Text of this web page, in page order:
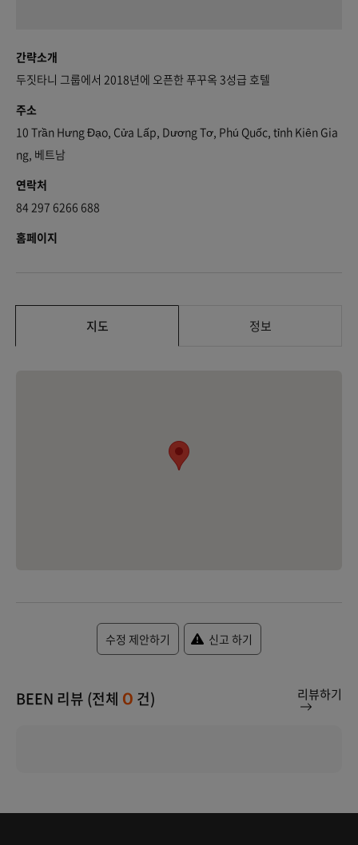
간략소개
두짓타니 그룹에서 2018년에 오픈한 푸꾸옥 3성급 호텔
주소
10 Trần Hưng Đạo, Cửa Lấp, Dương Tơ, Phú Quốc, tỉnh Kiên Gia
ng, 베트남
연락처
84 297 6266 688
홈페이지
지도 정보
수정 제안하기 신고 하기
BEEN 리뷰 (전체 0 건) 리뷰하기